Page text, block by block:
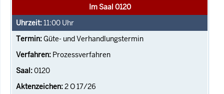
Im Saal 0120
11:00 Uhr
Güte- und Verhandlungstermin
Prozessverfahren
0120
2 O 17/26